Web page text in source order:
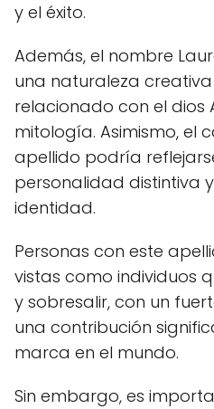
y el éxito.
Además, el nombre
una naturaleza
relacionado con el dios
mitología. Asimismo, el
apellido podría
personalidad distintiva
identidad.
Personas con este
vistas como individuos
y sobresalir, con un
una contribución
marca en el mundo.
Sin embargo, es